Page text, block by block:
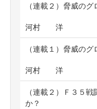
（連載２）脅威の
河村 洋
（連載１）脅威の
河村 洋
（連載２）Ｆ３５
か？